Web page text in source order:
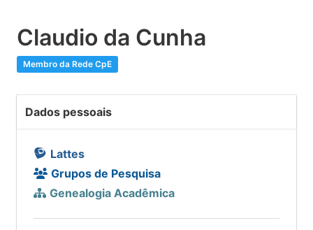
Claudio da Cunha
Membro da Rede CpE
Dados pessoais
Lattes
Grupos de Pesquisa
Genealogia Acadêmica